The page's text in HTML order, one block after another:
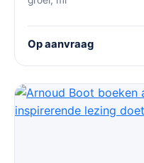
Op aanvraag